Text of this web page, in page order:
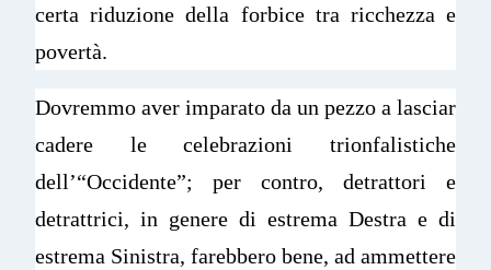
certa riduzione della forbice tra ricchezza e
povertà.
Dovremmo aver imparato da un pezzo a lasciar
cadere le celebrazioni trionfalistiche
dell’“Occidente”; per contro, detrattori e
detrattrici, in genere di estrema Destra e di
estrema Sinistra, farebbero bene, ad ammettere